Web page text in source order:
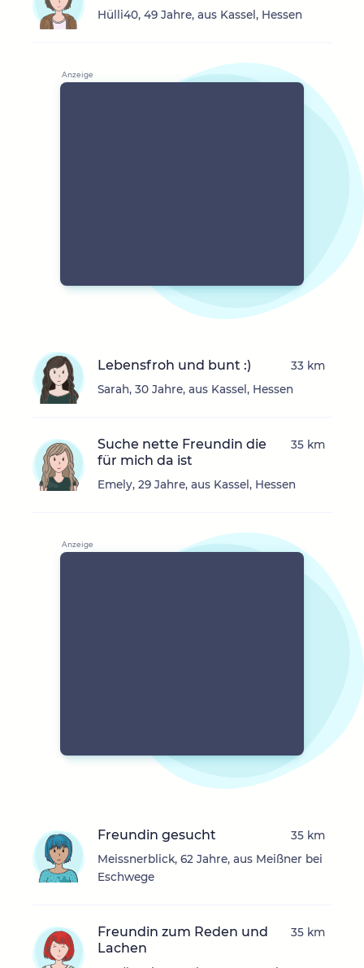
Hülli40, 49 Jahre, aus Kassel, Hessen
Lebensfroh und bunt :)
Sarah, 30 Jahre, aus Kassel, Hessen
33 km
Suche nette Freundin die
für mich da ist
Emely, 29 Jahre, aus Kassel, Hessen
35 km
Freundin gesucht
Meissnerblick, 62 Jahre, aus Meißner bei
Eschwege
35 km
Freundin zum Reden und
Lachen
35 km